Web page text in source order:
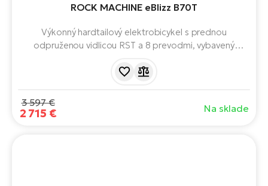
ROCK MACHINE eBlizz B70T
Výkonný hardtailový elektrobicykel s prednou
odpruženou vidlicou RST a 8 prevodmi, vybavený
CX Smart System (5. generácia) a batériou s kapacitou
3 597 €
2 715 € Na sklade